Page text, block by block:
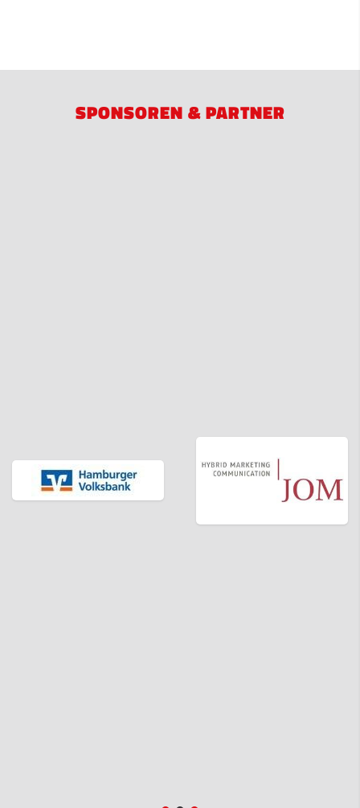
SPONSOREN & PARTNER